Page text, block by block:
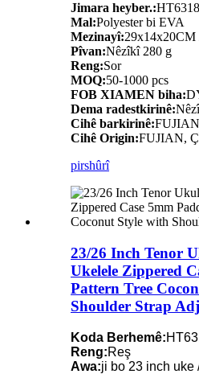
Jimara heyber.:
Mal:Polyester bi EVA
Mezinayî:29x14x20CM
Pîvan:Nêzîkî 280 g
Reng:Sor
MOQ:50-1000 pcs
FOB XIAMEN biha:
Dema radestkirinê:
Cihê barkirinê:
Cihê Origin:FUJIAN,
pirshûrî
23/26 Inch Tenor
Ukelele Zippered
Pattern Tree
Shoulder Strap
Koda Berhemê:
Reng:Reş
Awa:ji bo 23 inch uke